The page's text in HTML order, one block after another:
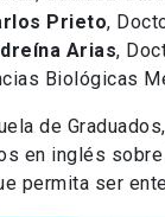
Prieto,
Arias,
Biológicas
de
en inglés
permita ser